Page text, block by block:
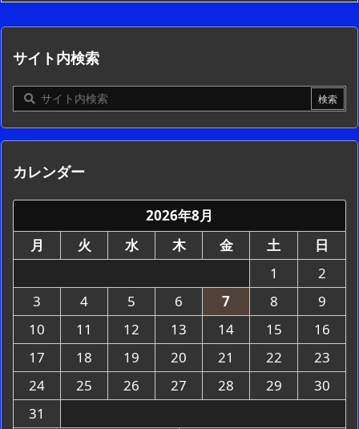
サイト内検索
カレンダー
2026年8月
月
火 水 木 金 土
日
1
2
3
4 5 6 7 8
9
10
11 12 13 14 15
16
17
18 19 20 21 22
23
24
25 26 27 28 29
30
31